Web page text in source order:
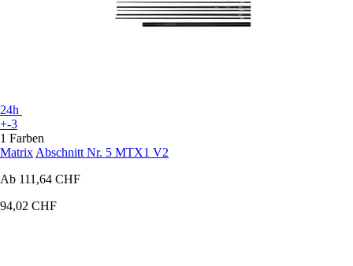
24h
+-3
1 Farben
Matrix Abschnitt Nr. 5 MTX1 V2
Ab 111,64 CHF
94,02 CHF